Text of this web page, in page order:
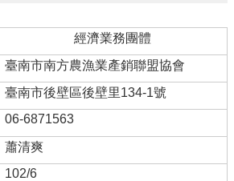
經濟業務團體
臺南市南方農漁業產銷聯盟協會
臺南市後壁區後壁里134-1號
06-6871563
蕭清爽
102/6